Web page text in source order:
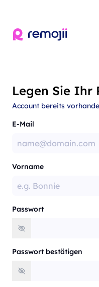
Legen Sie Ihr
Account bereits
E-Mail
Vorname
Passwort
Passwort bestätigen